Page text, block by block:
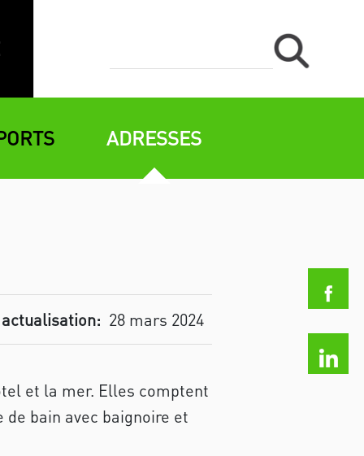
ADRESSES
28 mars 2024
et la mer. Elles comptent
bain avec baignoire et